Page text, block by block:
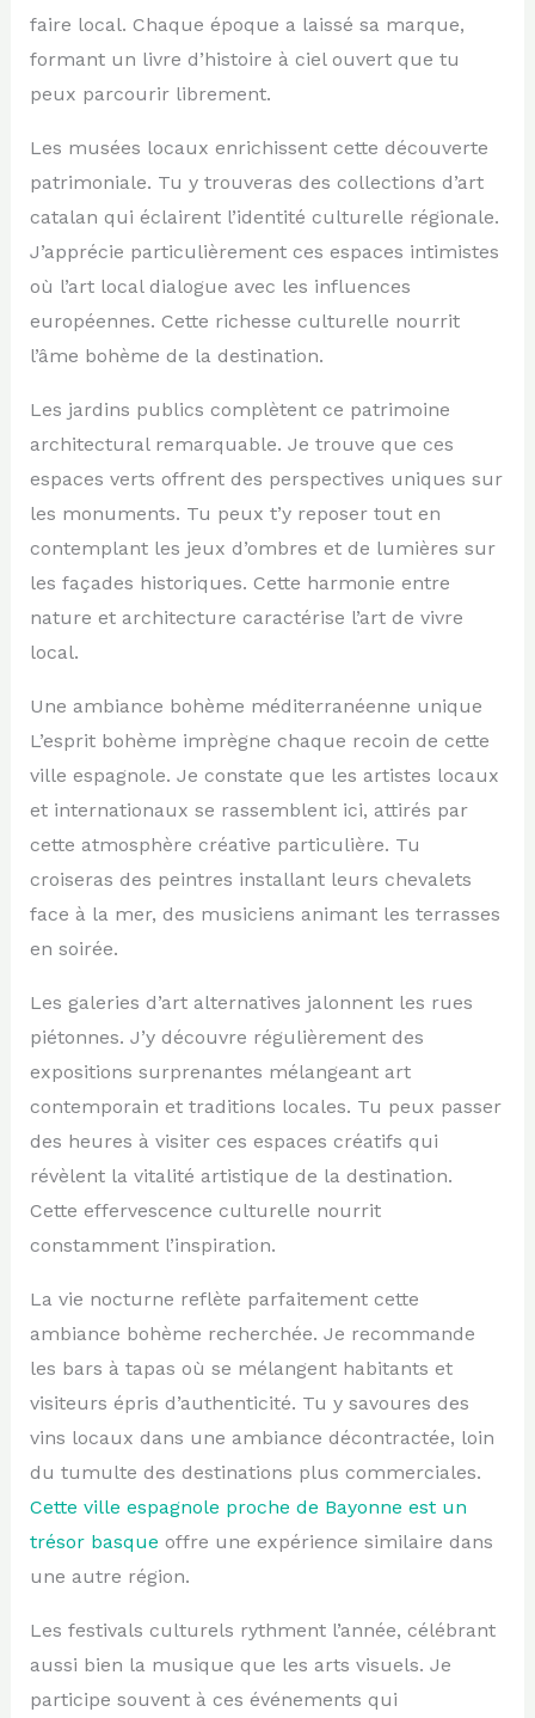
faire local. Chaque époque a laissé sa marque,
formant un livre d’histoire à ciel ouvert que tu
peux parcourir librement.
Les musées locaux enrichissent cette découverte
patrimoniale. Tu y trouveras des collections d’art
catalan qui éclairent l’identité culturelle régionale.
J’apprécie particulièrement ces espaces intimistes
où l’art local dialogue avec les influences
européennes. Cette richesse culturelle nourrit
l’âme bohème de la destination.
Les jardins publics complètent ce patrimoine
architectural remarquable. Je trouve que ces
espaces verts offrent des perspectives uniques sur
les monuments. Tu peux t’y reposer tout en
contemplant les jeux d’ombres et de lumières sur
les façades historiques. Cette harmonie entre
nature et architecture caractérise l’art de vivre
local.
Une ambiance bohème méditerranéenne unique
L’esprit bohème imprègne chaque recoin de cette
ville espagnole. Je constate que les artistes locaux
et internationaux se rassemblent ici, attirés par
cette atmosphère créative particulière. Tu
croiseras des peintres installant leurs chevalets
face à la mer, des musiciens animant les terrasses
en soirée.
Les galeries d’art alternatives jalonnent les rues
piétonnes. J’y découvre régulièrement des
expositions surprenantes mélangeant art
contemporain et traditions locales. Tu peux passer
des heures à visiter ces espaces créatifs qui
révèlent la vitalité artistique de la destination.
Cette effervescence culturelle nourrit
constamment l’inspiration.
La vie nocturne reflète parfaitement cette
ambiance bohème recherchée. Je recommande
les bars à tapas où se mélangent habitants et
visiteurs épris d’authenticité. Tu y savoures des
vins locaux dans une ambiance décontractée, loin
du tumulte des destinations plus commerciales.
Cette ville espagnole proche de Bayonne est un
trésor basque offre une expérience similaire dans
une autre région.
Les festivals culturels rythment l’année, célébrant
aussi bien la musique que les arts visuels. Je
participe souvent à ces événements qui